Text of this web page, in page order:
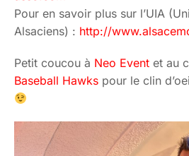
Pour en savoir plus sur l’UIA
Alsaciens) : http://
Petit coucou à Neo Event et au
Baseball Hawks pour le clin